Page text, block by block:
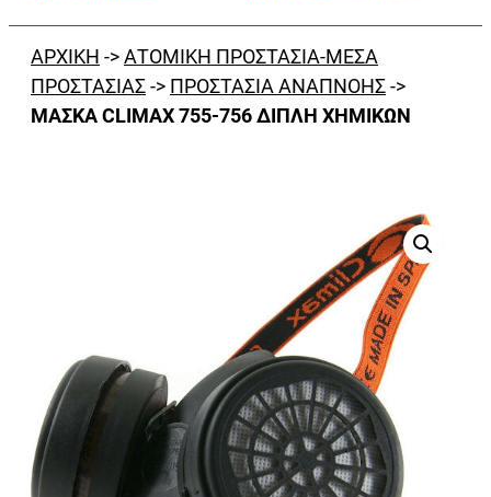
ΑΡΧΙΚΗ ->ΑΤΟΜΙΚΗ ΠΡΟΣΤΑΣΙΑ-ΜΕΣΑ
ΠΡΟΣΤΑΣΙΑΣ-> ΠΡΟΣΤΑΣΙΑ ΑΝΑΠΝΟΗΣ->
ΜΑΣΚΑ CLIMAX 755-756 ΔΙΠΛΗ ΧΗΜΙΚΩΝ